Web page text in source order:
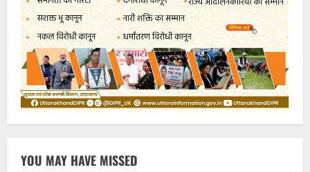
YOU MAY HAVE MISSED